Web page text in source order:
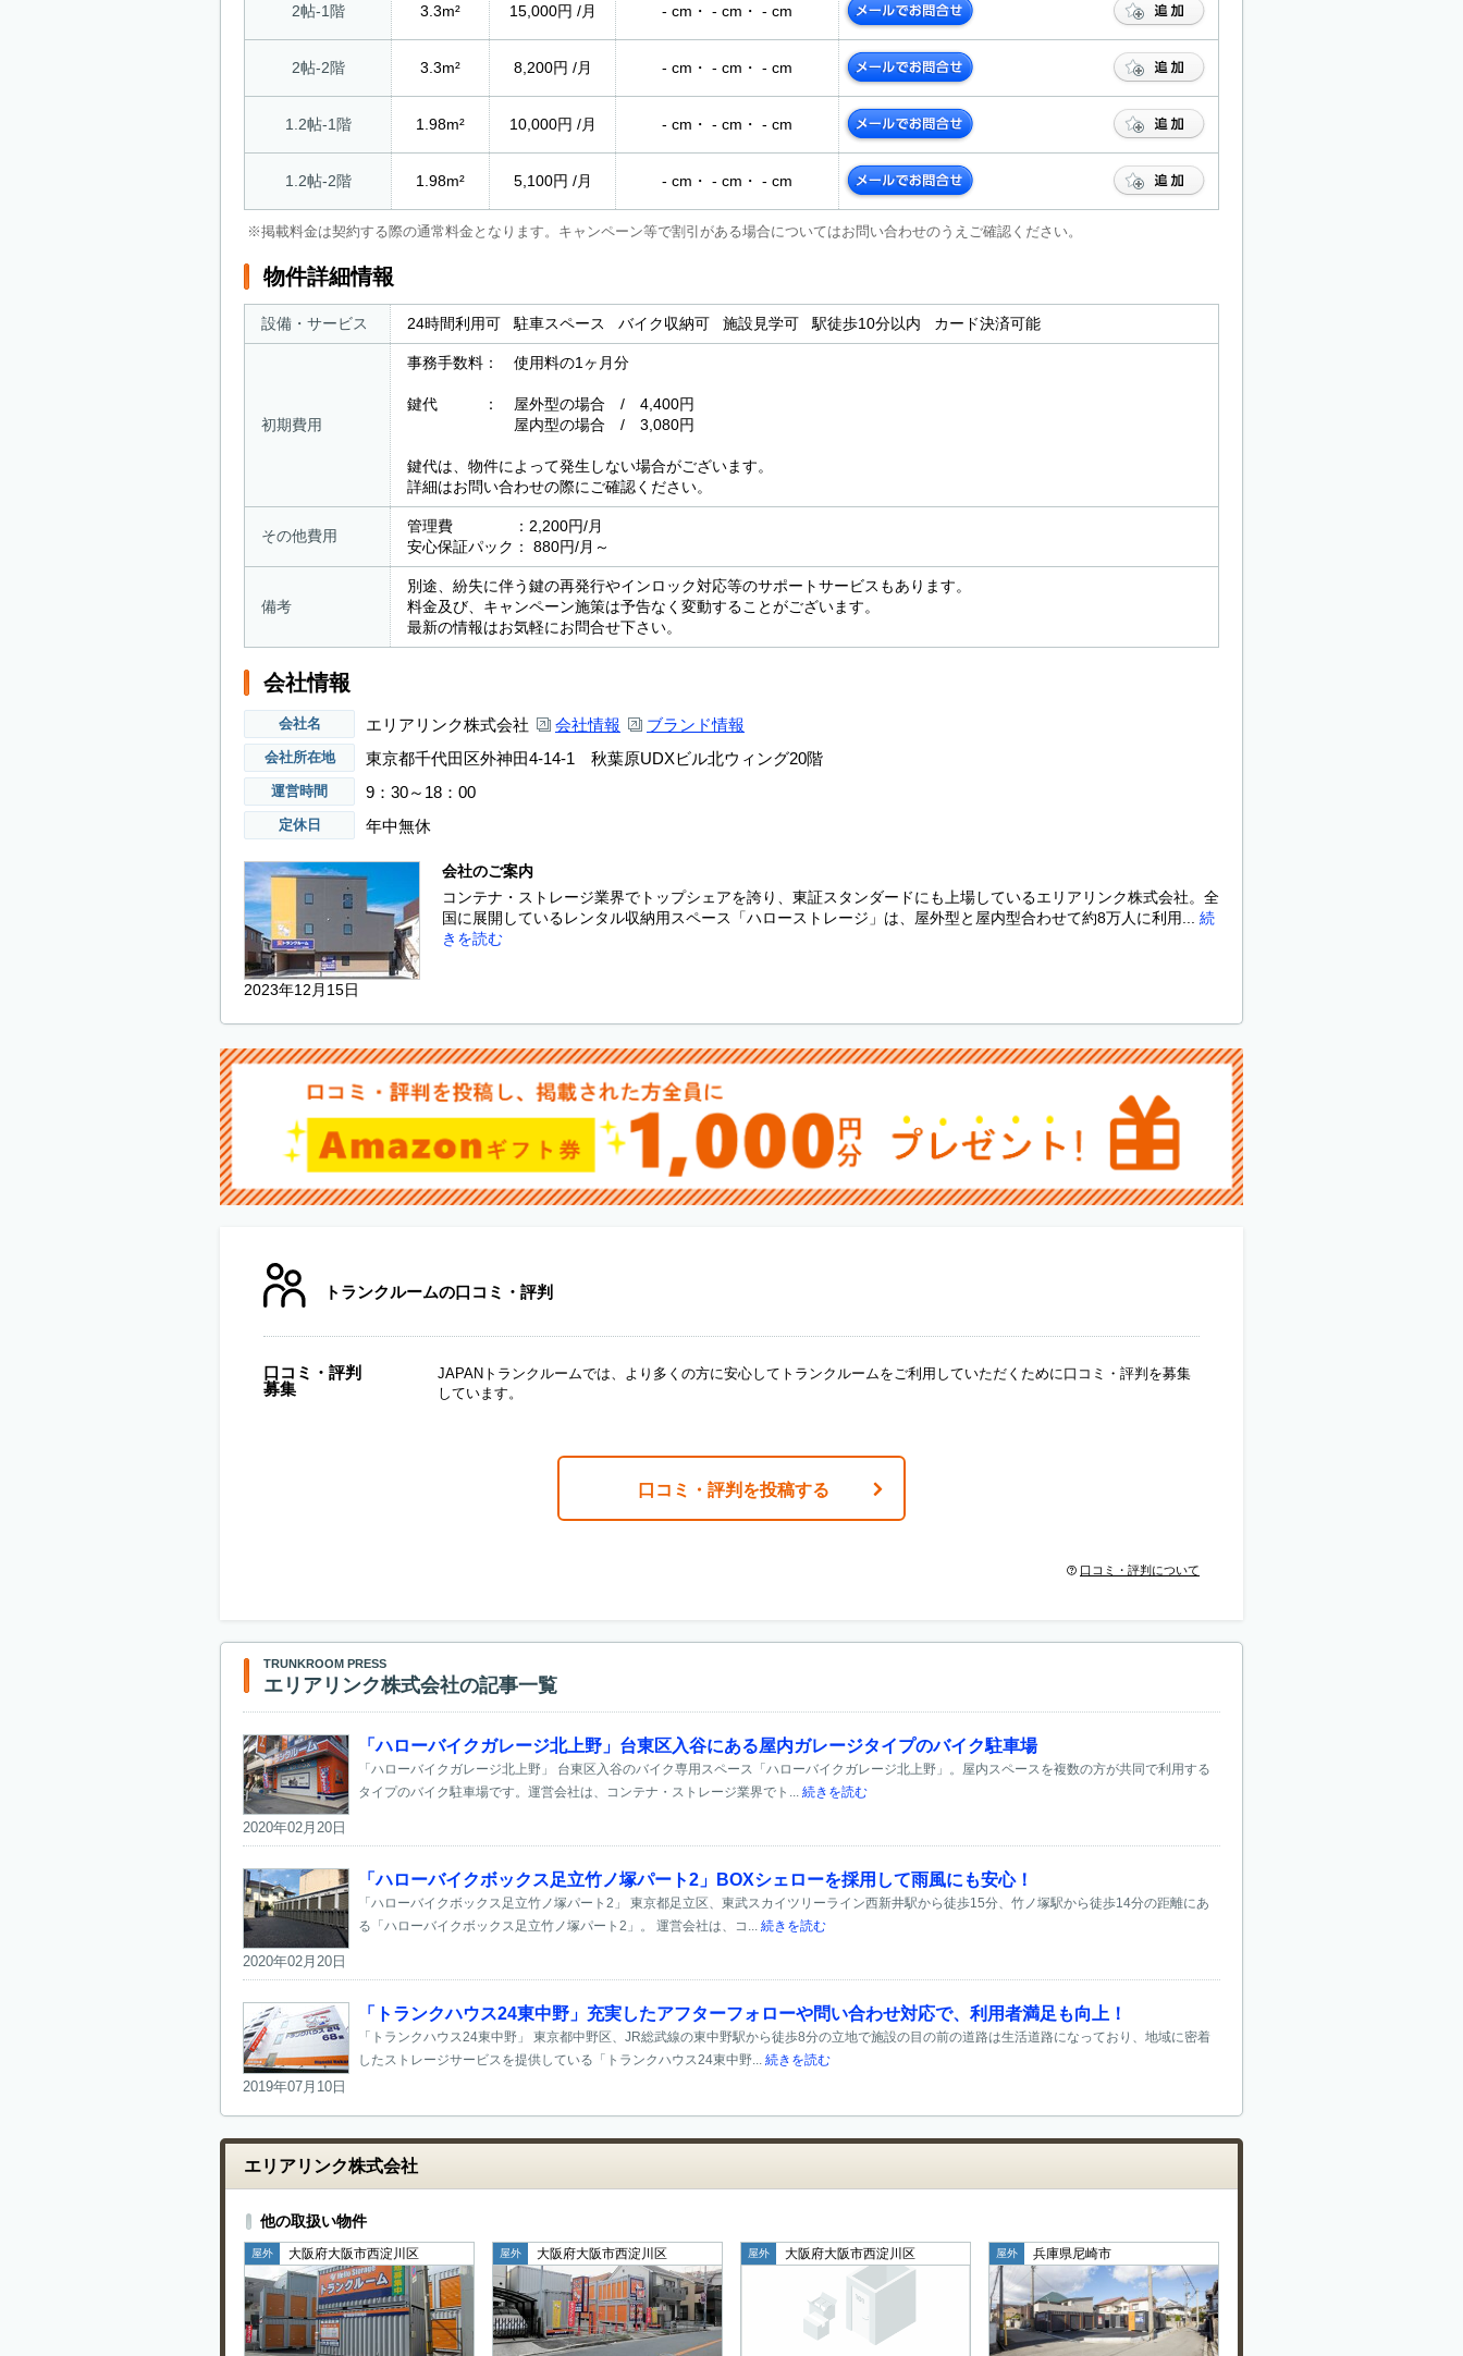
2帖-1階 3.3m² 15,000円 /月 - cm・ - cm・ - cm
2帖-2階 3.3m² 8,200円 /月 - cm・ - cm・ - cm
1.2帖-1階 1.98m² 10,000円 /月 - cm・ - cm・ - cm
1.2帖-2階 1.98m² 5,100円 /月 - cm・ - cm・ - cm
※掲載料金は契約する際の通常料金となります。キャンペーン等で割引がある場合についてはお問い合わせのうえご確認ください。
物件詳細情報
設備・サービス 24時間利用可 駐車スペース バイク収納可 施設見学可 駅徒歩10分以内 カード決済可能
初期費用
事務手数料： 使用料の1ヶ月分
鍵代 ： 屋外型の場合 / 4,400円
屋内型の場合 / 3,080円
鍵代は、物件によって発生しない場合がございます。
詳細はお問い合わせの際にご確認ください。
その他費用
管理費 ：2,200円/月
安心保証パック： 880円/月～
備考
別途、紛失に伴う鍵の再発行やインロック対応等のサポートサービスもあります。
料金及び、キャンペーン施策は予告なく変動することがございます。
最新の情報はお気軽にお問合せ下さい。
会社情報
会社名 エリアリンク株式会社 会社情報 ブランド情報
会社所在地 東京都千代田区外神田4-14-1 秋葉原UDXビル北ウィング20階
運営時間 9：30～18：00
定休日 年中無休
2023年12月15日
会社のご案内
コンテナ・ストレージ業界でトップシェアを誇り、東証スタンダードにも上場しているエリアリンク株式会社。全
国に展開しているレンタル収納用スペース「ハローストレージ」は、屋外型と屋内型合わせて約8万人に利用...
続
きを読む
トランクルームの口コミ・評判
口コミ・評判
募集
JAPANトランクルームでは、より多くの方に安心してトランクルームをご利用していただくために口コミ・評判を募集
しています。
口コミ・評判を投稿する
口コミ・評判について
TRUNKROOM PRESS
エリアリンク株式会社の記事一覧
「ハローバイクガレージ北上野」台東区入谷にある屋内ガレージタイプのバイク駐車場
「ハローバイクガレージ北上野」 台東区入谷のバイク専用スペース「ハローバイクガレージ北上野」。屋内スペースを複数の方が共同で利用する
タイプのバイク駐車場です。運営会社は、コンテナ・ストレージ業界でト...
続きを読む
2020年02月20日
「ハローバイクボックス足立竹ノ塚パート2」BOXシェローを採用して雨風にも安心！
「ハローバイクボックス足立竹ノ塚パート2」 東京都足立区、東武スカイツリーライン西新井駅から徒歩15分、竹ノ塚駅から徒歩14分の距離にあ
る「ハローバイクボックス足立竹ノ塚パート2」。 運営会社は、コ...
続きを読む
2020年02月20日
「トランクハウス24東中野」充実したアフターフォローや問い合わせ対応で、利用者満足も向上！
「トランクハウス24東中野」 東京都中野区、JR総武線の東中野駅から徒歩8分の立地で施設の目の前の道路は生活道路になっており、地域に密着
したストレージサービスを提供している「トランクハウス24東中野...
続きを読む
2019年07月10日
エリアリンク株式会社
他の取扱い物件
屋外 大阪府大阪市西淀川区 屋外 大阪府大阪市西淀川区 屋外 大阪府大阪市西淀川区 屋外 兵庫県尼崎市